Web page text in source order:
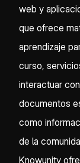
web y
que ofrece
aprendizaje
curso,
interactuar
documentos
como
de la
Knowunity